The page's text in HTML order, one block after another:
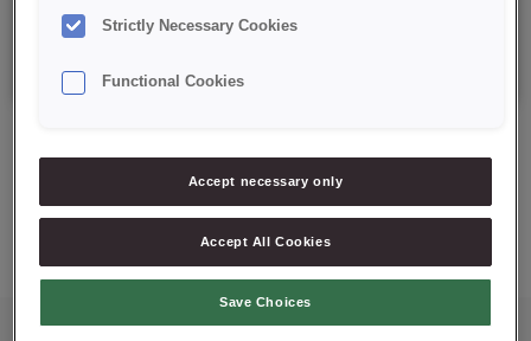
ZAPYTAJ O PRODUKT
Strictly Necessary Cookies
Functional Cookies
Accept necessary only
Accept All Cookies
Save Choices